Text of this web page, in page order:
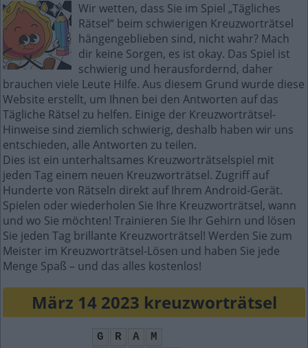
Wir wetten, dass Sie im Spiel „Tägliches
Rätsel“ beim schwierigen Kreuzworträtsel
hängengeblieben sind, nicht wahr? Mach
dir keine Sorgen, es ist okay. Das Spiel ist
schwierig und herausfordernd, daher
brauchen viele Leute Hilfe. Aus diesem Grund wurde diese
Website erstellt, um Ihnen bei den Antworten auf das
Tägliche Rätsel zu helfen. Einige der Kreuzworträtsel-
Hinweise sind ziemlich schwierig, deshalb haben wir uns
entschieden, alle Antworten zu teilen.
Dies ist ein unterhaltsames Kreuzworträtselspiel mit
jeden Tag einem neuen Kreuzworträtsel. Zugriff auf
Hunderte von Rätseln direkt auf Ihrem Android-Gerät.
Spielen oder wiederholen Sie Ihre Kreuzworträtsel, wann
und wo Sie möchten! Trainieren Sie Ihr Gehirn und lösen
Sie jeden Tag brillante Kreuzworträtsel! Werden Sie zum
Meister im Kreuzworträtsel-Lösen und haben Sie jede
Menge Spaß – und das alles kostenlos!
März 14 2023 kreuzworträtsel
G R A
M